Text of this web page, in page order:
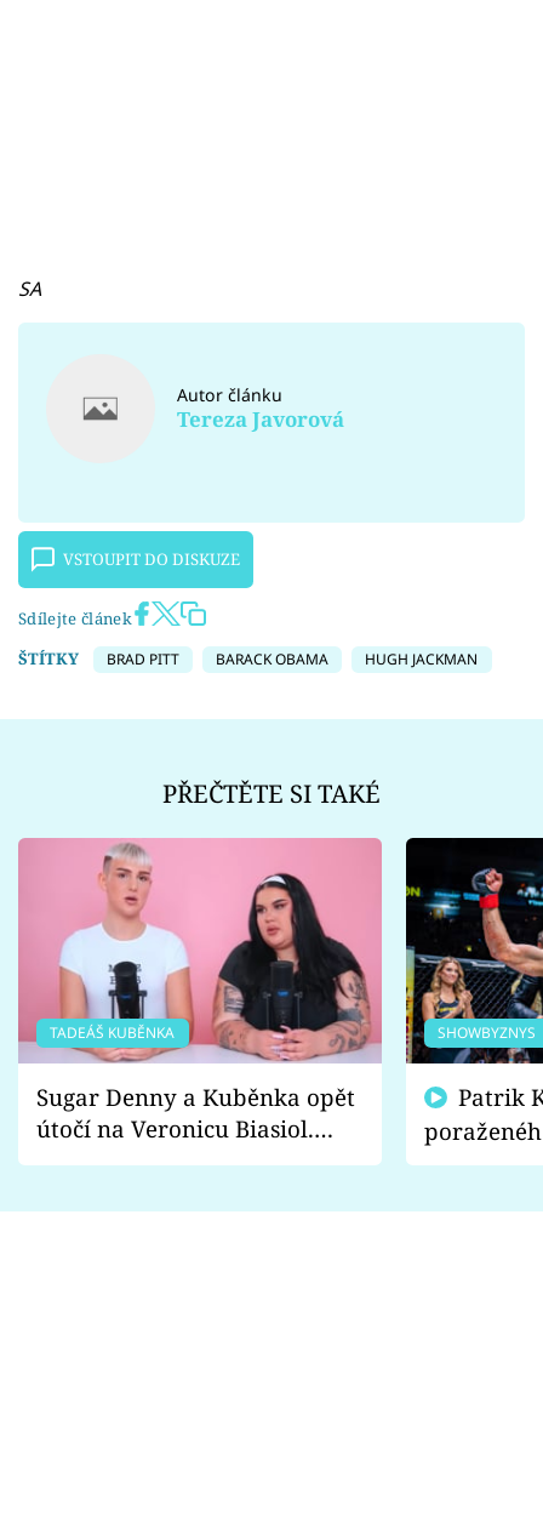
SA
Autor článku
Tereza Javorová
VSTOUPIT DO DISKUZE
Sdílejte článek
ŠTÍTKY
BRAD PITT BARACK OBAMA HUGH JACKMAN
PŘEČTĚTE SI TAKÉ
TADEÁŠ KUBĚNKA
Sugar Denny a Kuběnka opět
útočí na Veronicu Biasiol.
Proč je podle nich falešná a
SHOWBYZNYS
fanoušci